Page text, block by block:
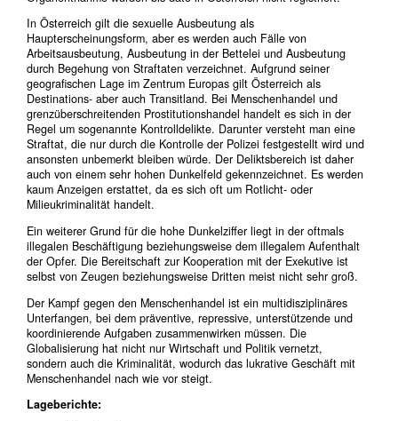
In Österreich gilt die sexuelle Ausbeutung als
Haupterscheinungsform, aber es werden auch Fälle von
Arbeitsausbeutung, Ausbeutung in der Bettelei und Ausbeutung
durch Begehung von Straftaten verzeichnet. Aufgrund seiner
geografischen Lage im Zentrum Europas gilt Österreich als
Destinations- aber auch Transitland. Bei Menschenhandel und
grenzüberschreitenden Prostitutionshandel handelt es sich in der
Regel um sogenannte Kontrolldelikte. Darunter versteht man eine
Straftat, die nur durch die Kontrolle der Polizei festgestellt wird und
ansonsten unbemerkt bleiben würde. Der Deliktsbereich ist daher
auch von einem sehr hohen Dunkelfeld gekennzeichnet. Es werden
kaum Anzeigen erstattet, da es sich oft um Rotlicht- oder
Milieukriminalität handelt.
Ein weiterer Grund für die hohe Dunkelziffer liegt in der oftmals
illegalen Beschäftigung beziehungsweise dem illegalem Aufenthalt
der Opfer. Die Bereitschaft zur Kooperation mit der Exekutive ist
selbst von Zeugen beziehungsweise Dritten meist nicht sehr groß.
Der Kampf gegen den Menschenhandel ist ein multidisziplinäres
Unterfangen, bei dem präventive, repressive, unterstützende und
koordinierende Aufgaben zusammenwirken müssen. Die
Globalisierung hat nicht nur Wirtschaft und Politik vernetzt,
sondern auch die Kriminalität, wodurch das lukrative Geschäft mit
Menschenhandel nach wie vor steigt.
Lageberichte: